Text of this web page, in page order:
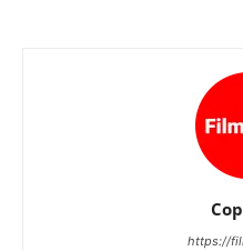
https://